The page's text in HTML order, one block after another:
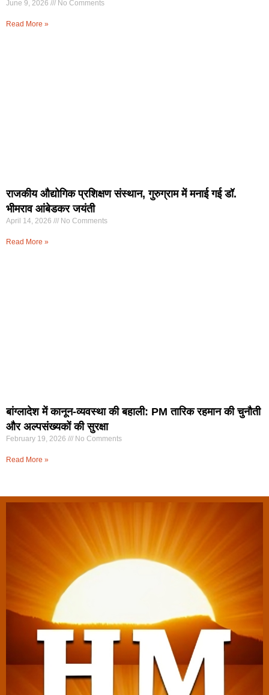
June 9, 2026 No Comments
Read More »
राजकीय औद्योगिक प्रशिक्षण संस्थान, गुरुग्राम में मनाई गई डॉ.
भीमराव आंबेडकर जयंती
April 14, 2026 No Comments
Read More »
बांग्लादेश में कानून-व्यवस्था की बहाली: PM तारिक रहमान की चुनौती
और अल्पसंख्यकों की सुरक्षा
February 19, 2026 No Comments
Read More »